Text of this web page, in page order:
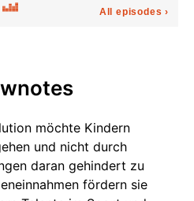
All episodes ›
möchte Kindern
und nicht durch
daran gehindert zu
fördern sie